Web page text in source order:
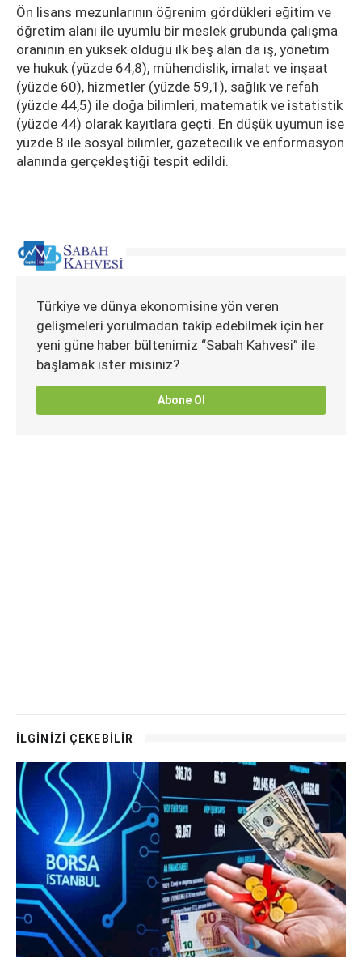
Ön lisans mezunlarının öğrenim gördükleri eğitim ve
öğretim alanı ile uyumlu bir meslek grubunda çalışma
oranının en yüksek olduğu ilk beş alan da iş, yönetim
ve hukuk (yüzde 64,8), mühendislik, imalat ve inşaat
(yüzde 60), hizmetler (yüzde 59,1), sağlık ve refah
(yüzde 44,5) ile doğa bilimleri, matematik ve istatistik
(yüzde 44) olarak kayıtlara geçti. En düşük uyumun ise
yüzde 8 ile sosyal bilimler, gazetecilik ve enformasyon
alanında gerçekleştiği tespit edildi.
Türkiye ve dünya ekonomisine yön veren
gelişmeleri yorulmadan takip edebilmek için her
yeni güne haber bültenimiz “Sabah Kahvesi” ile
başlamak ister misiniz?
Abone Ol
İLGİNİZİ ÇEKEBİLİR